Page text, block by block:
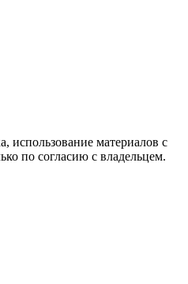
использование материалов с
по согласию с владельцем.